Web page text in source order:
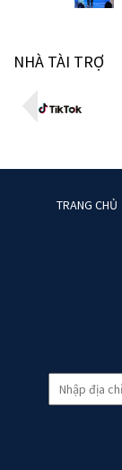
NHÀ TÀI TRỢ
TRANG CHỦ